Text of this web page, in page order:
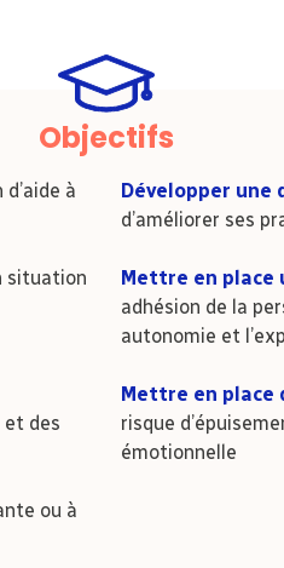
Objectifs
à
Développer une
d’améliorer ses
situation
Mettre en place
adhésion de la
autonomie et
et des
Mettre en place
risque
émotionnelle
ou à